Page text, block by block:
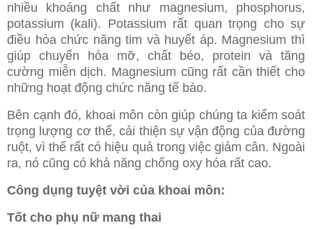
nhiều khoáng chất như magnesium, phosphorus,
potassium (kali). Potassium rất quan trọng cho sự
điều hòa chức năng tim và huyết áp. Magnesium thì
giúp chuyển hóa mỡ, chất béo, protein và tăng
cường miễn dịch. Magnesium cũng rất cần thiết cho
những hoạt động chức năng tế bào.
Bên cạnh đó, khoai môn còn giúp chúng ta kiểm soát
trọng lượng cơ thể, cải thiện sự vận động của đường
ruột, vì thế rất có hiệu quả trong việc giảm cân. Ngoài
ra, nó cũng có khả năng chống oxy hóa rất cao.
Công dụng tuyệt vời của khoai môn:
Tốt cho phụ nữ mang thai